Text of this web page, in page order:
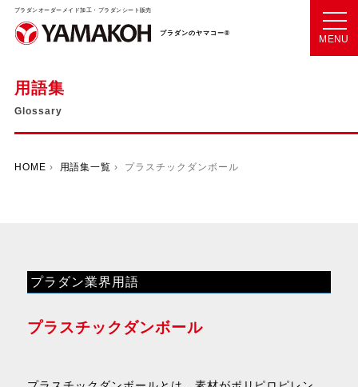
プラダンオーダーメイド加工・プラダンシート販売
プラダンのヤマコー®
MENU
用語集
Glossary
HOME › 用語集一覧 › プラスチックダンボール
プラダン業界用語
プラスチックダンボール